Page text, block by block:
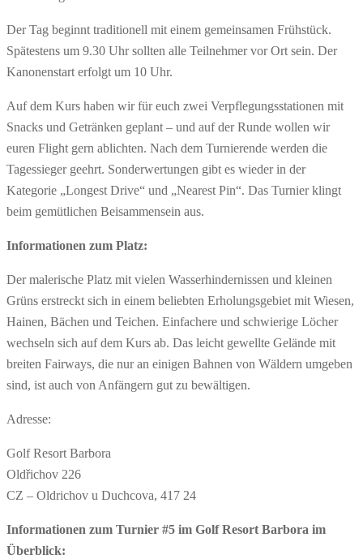
Der Tag beginnt traditionell mit einem gemeinsamen Frühstück.
Spätestens um 9.30 Uhr sollten alle Teilnehmer vor Ort sein. Der
Kanonenstart erfolgt um 10 Uhr.
Auf dem Kurs haben wir für euch zwei Verpflegungsstationen mit
Snacks und Getränken geplant – und auf der Runde wollen wir
euren Flight gern ablichten. Nach dem Turnierende werden die
Tagessieger geehrt. Sonderwertungen gibt es wieder in der
Kategorie „Longest Drive“ und „Nearest Pin“. Das Turnier klingt
beim gemütlichen Beisammensein aus.
Informationen zum Platz:
Der malerische Platz mit vielen Wasserhindernissen und kleinen
Grüns erstreckt sich in einem beliebten Erholungsgebiet mit Wiesen,
Hainen, Bächen und Teichen. Einfachere und schwierige Löcher
wechseln sich auf dem Kurs ab. Das leicht gewellte Gelände mit
breiten Fairways, die nur an einigen Bahnen von Wäldern umgeben
sind, ist auch von Anfängern gut zu bewältigen.
Adresse:
Golf Resort Barbora
Oldřichov 226
CZ – Oldrichov u Duchcova, 417 24
Informationen zum Turnier #5 im Golf Resort Barbora im
Überblick: